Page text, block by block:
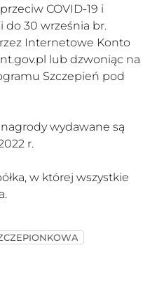
COVID-19 i
do 30 września br.
Internetowe Konto
lub dzwoniąc na
Szczepień pod
wydawane są
r.
w której wszystkie